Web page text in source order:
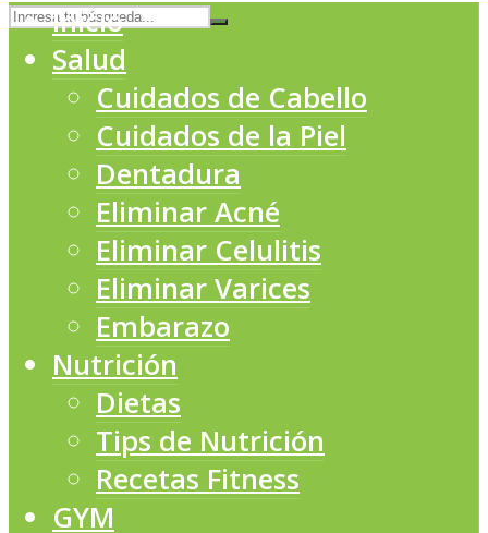
Inicio
Salud
Cuidados de Cabello
Cuidados de la Piel
Dentadura
Eliminar Acné
Eliminar Celulitis
Eliminar Varices
Embarazo
Nutrición
Dietas
Tips de Nutrición
Recetas Fitness
GYM